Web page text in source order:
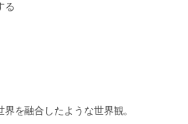
る
を融合したような世界観。